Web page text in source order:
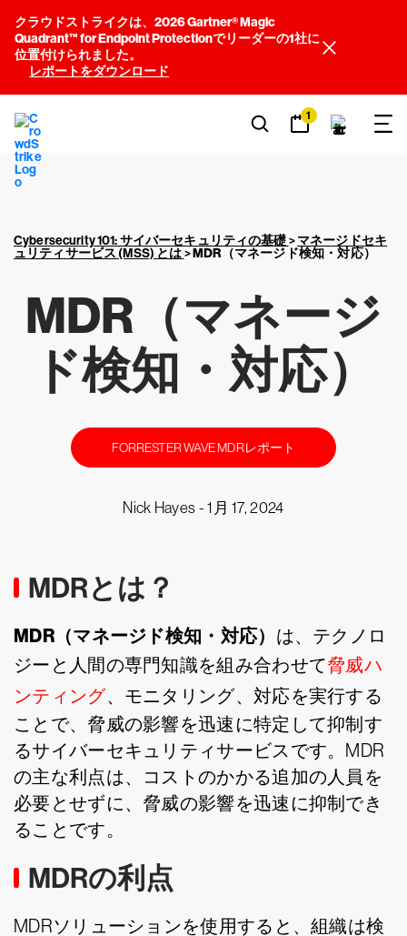
クラウドストライクは、2026 Gartner® Magic
Quadrant™ for Endpoint Protectionでリーダーの1社に
位置付けられました。
レポートをダウンロード
1
Cybersecurity 101: サイバーセキュリティの基礎>マネージドセキ
ュリティサービス (MSS) とは>MDR（マネージド検知・対応）
MDR（マネージ
ド検知・対応）
FORRESTER WAVE MDRレポート
Nick Hayes -1月 17, 2024
MDRとは？
MDR（マネージド検知・対応）
は、テクノロ
ジーと人間の専門知識を組み合わせて脅威ハ
ンティング、モニタリング、対応を実行する
ことで、脅威の影響を迅速に特定して抑制す
るサイバーセキュリティサービスです。MDR
の主な利点は、コストのかかる追加の人員を
必要とせずに、脅威の影響を迅速に抑制でき
ることです。
MDRの利点
MDRソリューションを使用すると、組織は検